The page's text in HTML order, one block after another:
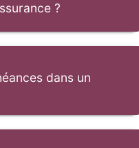
?
dans un